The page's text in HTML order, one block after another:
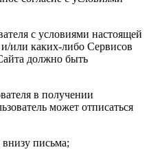
с условиями настоящей
или каких-либо Сервисов
должно быть
в получении
может отписаться
письма;